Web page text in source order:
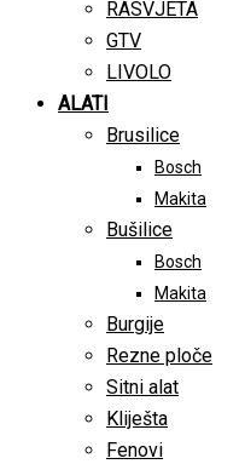
RASVJETA
GTV
LIVOLO
ALATI
Brusilice
Bosch
Makita
Bušilice
Bosch
Makita
Burgije
Rezne ploče
Sitni alat
Kliješta
Fenovi